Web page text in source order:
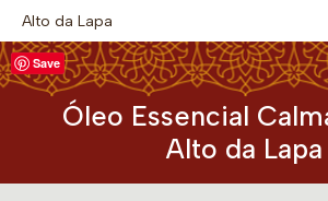
Alto da Lapa
Óleo Essencial
Alto da Lapa
Save